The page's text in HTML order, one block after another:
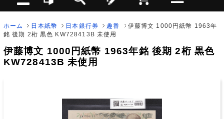
ホーム 日本紙幣 日本銀行券 趣番
伊藤博文 1000円紙幣 1963年
銘 後期 2桁 黒色 KW728413B 未使用
伊藤博文 1000円紙幣 1963年銘 後期 2桁 黒色
KW728413B 未使用